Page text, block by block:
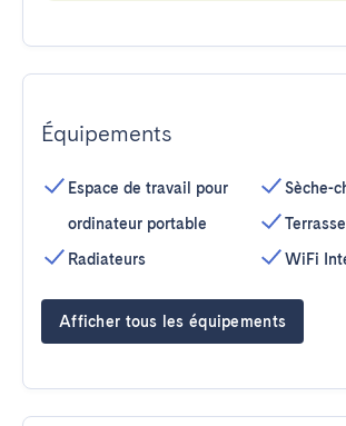
Équipements
Espace de travail pour
ordinateur portable
Radiateurs
Sèche-
Terrasse
WiFi
Afficher tous les équipements